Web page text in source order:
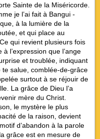
Sainte de la Miséricorde.
je l’ai fait à Bangui -
à la lumière de la
et qui place au
qui revient plusieurs fois
l’expression que l’ange
et troublée, indiquant
te salue, comblée-de-grâce
surtout à se réjouir de
La grâce de Dieu l’a
mère du Christ.
le mystère le plus
de la raison, devient
d’abandon à la parole
grâce est en mesure de